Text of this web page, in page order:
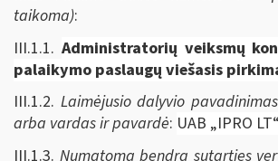
taikoma):
III.1.1. Administratorių veiksmų
palaikymo paslaugų viešasis
III.1.2. Laimėjusio dalyvio
arba vardas ir pavardė: UAB „IPRO LT“
III.1.3. Numatoma bendra sutarties